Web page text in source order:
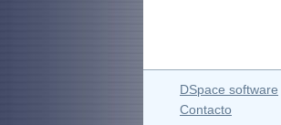
DSpace software
Contacto